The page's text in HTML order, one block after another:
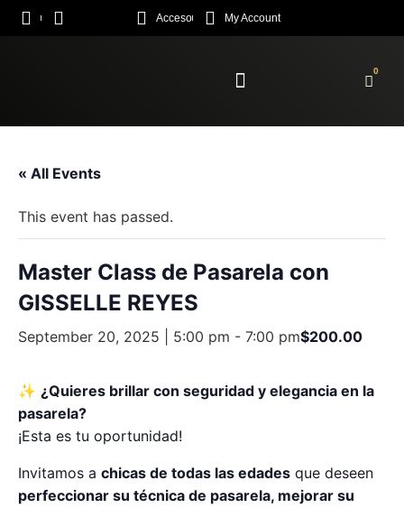
Acceso My Account
0
« All Events
This event has passed.
Master Class de Pasarela con
GISSELLE REYES
September 20, 2025 | 5:00 pm - 7:00 pm$200.00
✨ ¿Quieres brillar con seguridad y elegancia en la
pasarela?
¡Esta es tu oportunidad!
Invitamos a chicas de todas las edades que deseen
perfeccionar su técnica de pasarela, mejorar su